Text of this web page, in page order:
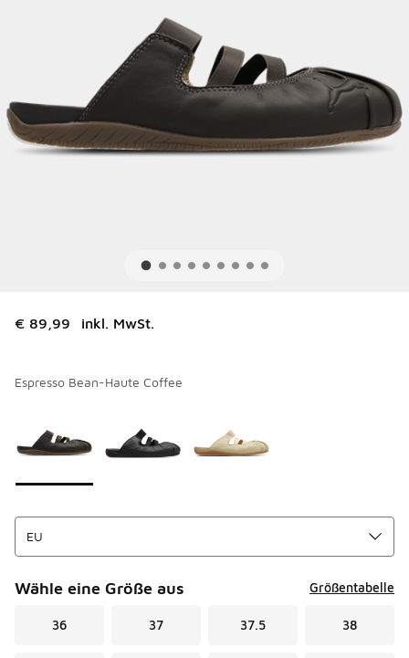
€ 89,99 inkl. MwSt.
Espresso Bean-Haute Coffee
Wähle eine Größe aus Größentabelle
36 37 37.5 38